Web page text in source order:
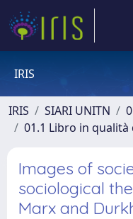
IRIS
IRIS SIARI UNITN
01.1 Libro in
Images of
sociological
Marx and